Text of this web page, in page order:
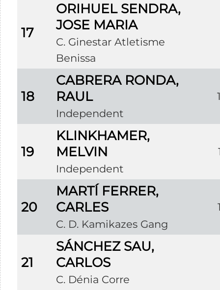
17
ORIHUEL SENDRA,
JOSE MARIA
C. Ginestar Atletisme
Benissa
18
CABRERA RONDA,
RAUL
Independent
19
KLINKHAMER,
MELVIN
Independent
20
MARTÍ FERRER,
CARLES
C. D. Kamikazes Gang
21
SÁNCHEZ SAU,
CARLOS
C. Dénia Corre